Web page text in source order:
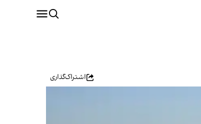
اشتراک‌گذاری